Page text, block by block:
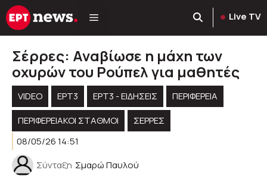
Μετάβαση
σε
Live TV
Σέρρες: Αναβίωσε η μάχη των
οχυρών του Ρούπελ για μαθητές
VIDEO ΕΡΤ3 ΕΡΤ3 - ΕΙΔΉΣΕΙΣ
ΠΕΡΙΦΈΡΕΙΑ
ΠΕΡΙΦΕΡΕΙΑΚΟΊ ΣΤΑΘΜΟΊ
ΣΕΡΡΕΣ
08/05/26 14:51
Σύνταξη Σμαρώ Παυλού